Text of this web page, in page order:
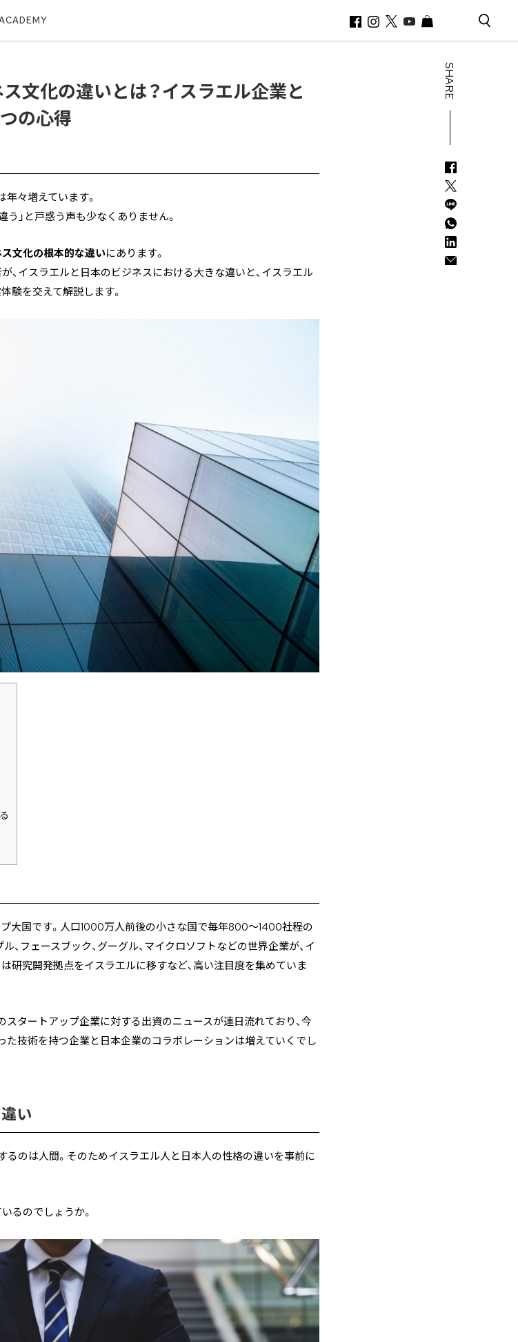
SHARE
文化の違いとは？イスラエル企業と
の心得
々増えています。
う」と戸惑う声も少なくありません。
文化の根本的な違いにあります。
、イスラエルと日本のビジネスにおける大きな違いと、イスラエル
験を交えて解説します。
大国です。人口1000万人前後の小さな国で毎年800〜1400社程の
、フェースブック、グーグル、マイクロソフトなどの世界企業が、イ
研究開発拠点をイスラエルに移すなど、高い注目度を集めていま
タートアップ企業に対する出資のニュースが連日流れており、今
技術を持つ企業と日本企業のコラボレーションは増えていくでし
い
るのは人間。そのためイスラエル人と日本人の性格の違いを事前に
るのでしょうか。